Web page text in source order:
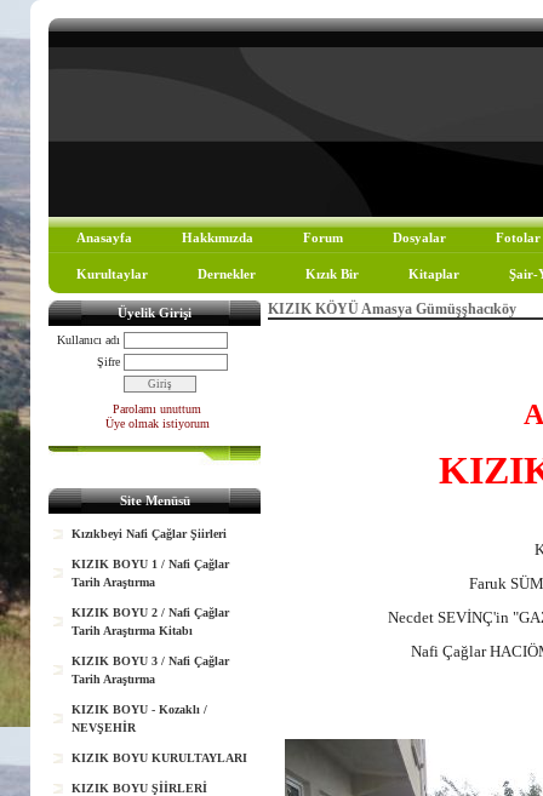
Anasayfa Hakkımızda Forum Dosyalar Fotolar
Kurultaylar Dernekler Kızık Bir Kitaplar Şair-
Üyelik Girişi
Kullanıcı adı
Şifre
Parolamı unuttum
Üye olmak istiyorum
Site Menüsü
Kızıkbeyi Nafi Çağlar Şiirleri
KIZIK BOYU 1 / Nafi Çağlar
Tarih Araştırma
KIZIK BOYU 2 / Nafi Çağlar
Tarih Araştırma Kitabı
KIZIK BOYU 3 / Nafi Çağlar
Tarih Araştırma
KIZIK BOYU - Kozaklı /
NEVŞEHİR
KIZIK BOYU KURULTAYLARI
KIZIK BOYU ŞİİRLERİ
KIZIK KÖYÜ Amasya Gümüşşhacıköy
Faruk
Necdet SEVİNÇ'in
Nafi Çağlar